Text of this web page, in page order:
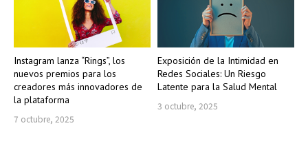
Instagram lanza “Rings”, los
nuevos premios para los
creadores más innovadores de
la plataforma
7 octubre, 2025
Exposición de la Intimidad en
Redes Sociales: Un Riesgo
Latente para la Salud Mental
3 octubre, 2025